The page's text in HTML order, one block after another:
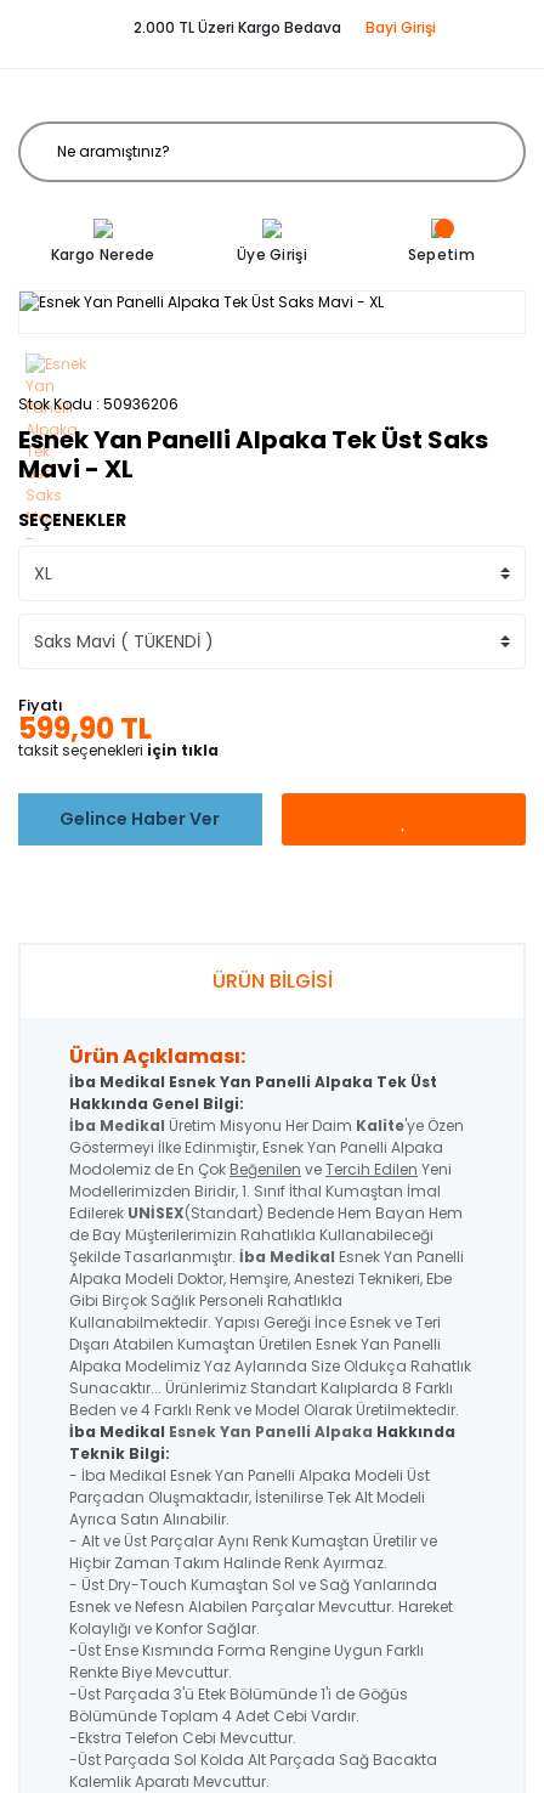
2.000 TL Üzeri Kargo Bedava Bayi Girişi
Kargo Nerede Üye Girişi Sepetim
Stok Kodu 50936206
Esnek Yan Panelli Alpaka Tek Üst Saks
Mavi - XL
SEÇENEKLER
Fiyatı
599,90 TL
taksit seçenekleri için tıkla
Gelince Haber Ver
ÜRÜN BİLGİSİ
Ürün Açıklaması:
İba Medikal Esnek Yan Panelli Alpaka Tek Üst
Hakkında Genel Bilgi:
İba Medikal Üretim Misyonu Her Daim Kalite'ye Özen
Göstermeyi İlke Edinmiştir, Esnek Yan Panelli Alpaka
Modolemiz de En Çok Beğenilen veTercih Edilen Yeni
Modellerimizden Biridir, 1. Sınıf İthal Kumaştan İmal
Edilerek UNİSEX(Standart) Bedende Hem Bayan Hem
de Bay Müşterilerimizin Rahatlıkla Kullanabileceği
Şekilde Tasarlanmıştır. İba Medikal Esnek Yan Panelli
Alpaka Modeli Doktor, Hemşire, Anestezi Teknikeri, Ebe
Gibi Birçok Sağlık Personeli Rahatlıkla
Kullanabilmektedir. Yapısı Gereği İnce Esnek ve Teri
Dışarı Atabilen Kumaştan Üretilen Esnek Yan Panelli
Alpaka Modelimiz Yaz Aylarında Size Oldukça Rahatlık
Sunacaktır... Ürünlerimiz Standart Kalıplarda 8 Farklı
Beden ve 4 Farklı Renk ve Model Olarak Üretilmektedir.
İba Medikal Esnek Yan Panelli Alpaka Hakkında
Teknik Bilgi:
- İba Medikal Esnek Yan Panelli Alpaka Modeli Üst
Parçadan Oluşmaktadır, İstenilirse Tek Alt Modeli
Ayrıca Satın Alınabilir.
- Alt ve Üst Parçalar Aynı Renk Kumaştan Üretilir ve
Hiçbir Zaman Takım Halinde Renk Ayırmaz.
- Üst Dry-Touch Kumaştan Sol ve Sağ Yanlarında
Esnek ve Nefesn Alabilen Parçalar Mevcuttur. Hareket
Kolaylığı ve Konfor Sağlar.
-Üst Ense Kısmında Forma Rengine Uygun Farklı
Renkte Biye Mevcuttur.
-Üst Parçada 3'ü Etek Bölümünde 1'i de Göğüs
Bölümünde Toplam 4 Adet Cebi Vardır.
-Ekstra Telefon Cebi Mevcuttur.
-Üst Parçada Sol Kolda Alt Parçada Sağ Bacakta
Kalemlik Aparatı Mevcuttur.